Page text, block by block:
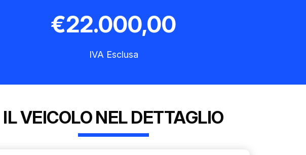
€22.000,00
IVA Esclusa
IL VEICOLO NEL DETTAGLIO